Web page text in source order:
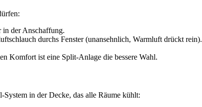
in der Anschaffung.
durchs Fenster (unansehnlich, Warmluft drückt rein).
Komfort ist eine Split-Anlage die bessere Wahl.
in der Decke, das alle Räume kühlt: